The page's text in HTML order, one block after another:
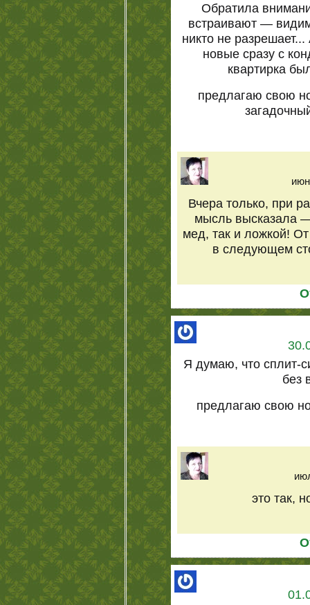
Обратила
встраивают —
никто не
новые сразу с
квартирка
предлагаю свою
Вчера только, при
мысль высказала
мед, так и ложкой!
в следующем
Я думаю, что сплит-
без
предлагаю свою
это так,